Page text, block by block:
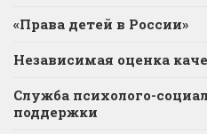
«Права детей в России»
Независимая оценка
Служба психолого-
поддержки